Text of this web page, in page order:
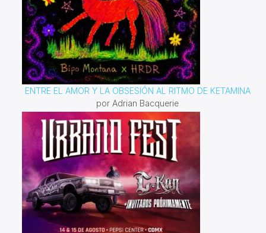
ENTRE EL AMOR Y LA OBSESIÓN AL RITMO DE KETAMINA
por Adrian Bacquerie